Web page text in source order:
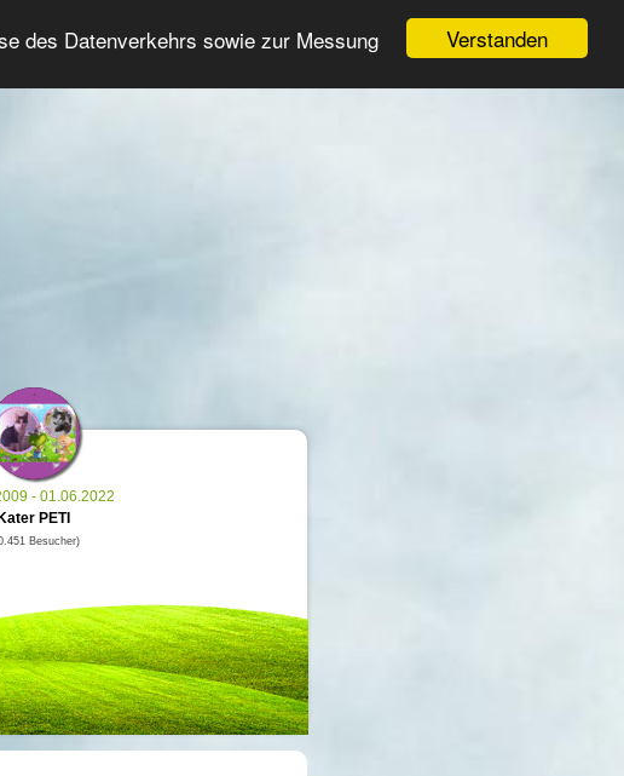
Verstanden
des Datenverkehrs sowie zur Messung
- 01.06.2022
PETI
Besucher)